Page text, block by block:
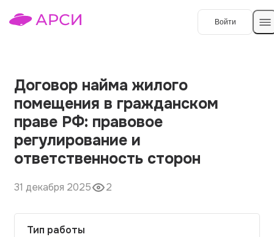
Войти
Темы работ
О сервисе
О компании
Наши гарантии
Порядок оплаты
Контакты
Договор найма жилого
помещения в гражданском
праве РФ: правовое
регулирование и
ответственность сторон
31 декабря 2025 2
Тип работы